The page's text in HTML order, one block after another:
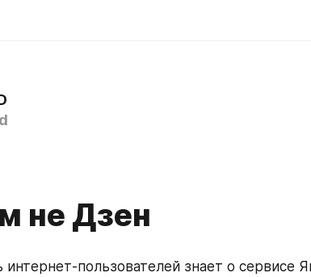
не Дзен
интернет-пользователей знает о сервисе